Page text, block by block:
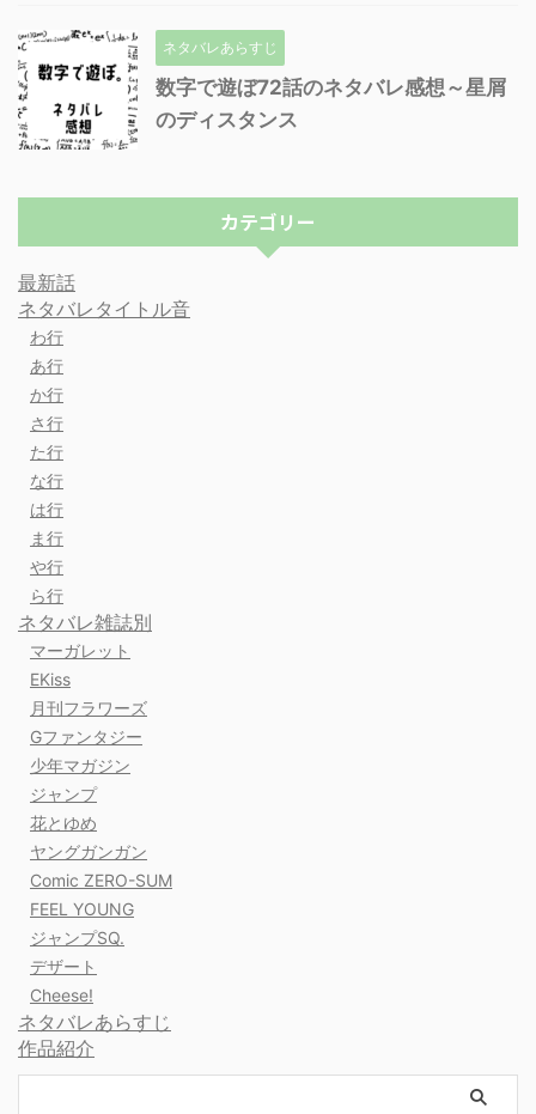
ネタバレあらすじ
数字で遊ぼ72話のネタバレ感想～星屑
のディスタンス
カテゴリー
最新話
ネタバレタイトル音
わ行
あ行
か行
さ行
た行
な行
は行
ま行
や行
ら行
ネタバレ雑誌別
マーガレット
EKiss
月刊フラワーズ
Gファンタジー
少年マガジン
ジャンプ
花とゆめ
ヤングガンガン
Comic ZERO-SUM
FEEL YOUNG
ジャンプSQ.
デザート
Cheese!
ネタバレあらすじ
作品紹介